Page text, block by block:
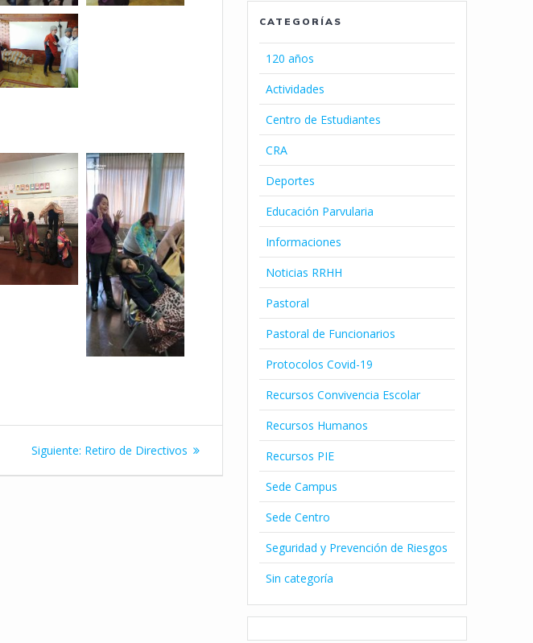
Siguiente: Siguiente
Retiro de Directivos
CATEGORÍAS
120 años
Actividades
Centro de Estudiantes
CRA
Deportes
Educación Parvularia
Informaciones
Noticias RRHH
Pastoral
Pastoral de Funcionarios
Protocolos Covid-19
Recursos Convivencia Escolar
Recursos Humanos
Recursos PIE
Sede Campus
Sede Centro
Seguridad y Prevención de Riesgos
Sin categoría